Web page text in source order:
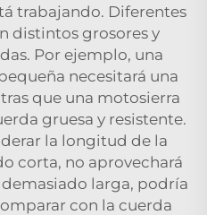
trabajando. Diferentes
distintos grosores y
Por ejemplo, una
necesitará una
que una motosierra
gruesa y resistente.
la longitud de la
corta, no aprovechará
larga, podría
con la cuerda